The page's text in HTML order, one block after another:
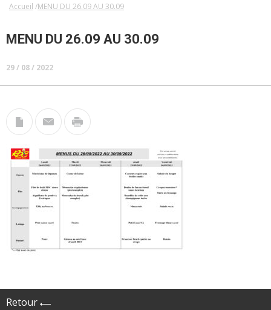
Accueil MENU DU 26.09 AU 30.09
MENU DU 26.09 AU 30.09
29 / 08 / 2022
Retour